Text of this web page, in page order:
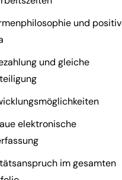
und
und gleiche
elektronische
im gesamten